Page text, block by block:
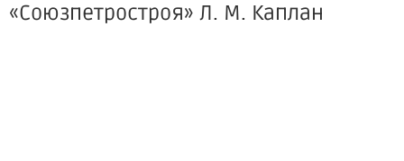
«Союзпетростроя» Л. М. Каплан